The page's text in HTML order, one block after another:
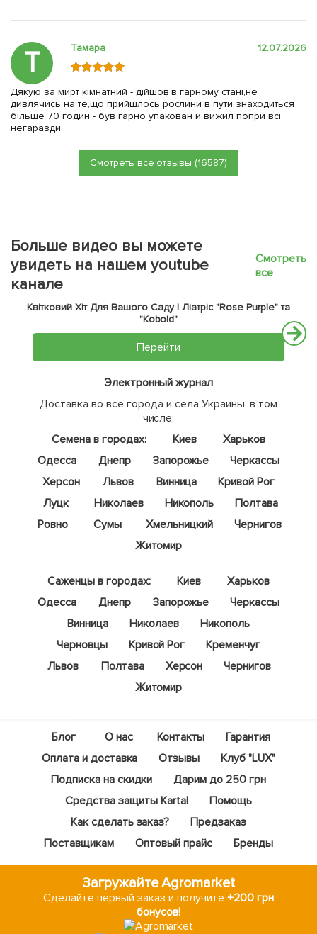
Т Тамара 12.07.2026
Дякую за мирт кімнатний - дійшов в гарному стані,не
дивлячись на те,що прийшлось рослини в пути знаходиться
більше 70 годин - був гарно упакован и вижил попри всі
негаразди
Смотреть все отзывы (16587)
Больше видео вы можете
увидеть на нашем youtube
канале
Смотреть
все
Квітковий Хіт Для Вашого Саду | Ліатріс "Rose Purple" та
"Kobold"
Перейти
Электронный журнал
Доставка во все города и села Украины, в том
числе:
Семена в городах:
Киев
Харьков
Одесса
Днепр Запорожье
Черкассы
Херсон
Львов Винница
Кривой Рог
Луцк
Николаев Никополь
Полтава
Ровно
Сумы Хмельницкий
Чернигов
Житомир
Саженцы в городах: Киев
Харьков
Одесса
Днепр Запорожье
Черкассы
Винница
Николаев
Никополь
Черновцы
Кривой Рог
Кременчуг
Львов
Полтава Херсон
Чернигов
Житомир
Блог О нас Контакты
Гарантия
Оплата и доставка
Отзывы
Клуб "LUX"
Подписка на скидки
Дарим до 250 грн
Средства защиты Kartal
Помощь
Как сделать заказ?
Предзаказ
Поставщикам
Оптовый прайс Бренды
Загружайте Agromarket
Сделайте первый заказ и получите +200 грн
бонусов!